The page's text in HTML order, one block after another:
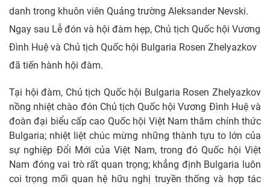
danh trong khuôn viên Quảng trường Aleksander Nevski.
Ngay sau Lễ đón và hội đàm hẹp, Chủ tịch Quốc hội Vương
Đình Huệ và Chủ tịch Quốc hội Bulgaria Rosen Zhelyazkov
đã tiến hành hội đàm.
Tại hội đàm, Chủ tịch Quốc hội Bulgaria Rosen Zhelyazkov
nồng nhiệt chào đón Chủ tịch Quốc hội Vương Đình Huệ và
đoàn đại biểu cấp cao Quốc hội Việt Nam thăm chính thức
Bulgaria; nhiệt liệt chúc mừng những thành tựu to lớn của
sự nghiệp Đổi Mới của Việt Nam, trong đó Quốc hội Việt
Nam đóng vai trò rất quan trọng; khẳng định Bulgaria luôn
coi trọng mối quan hệ hữu nghị truyền thống và hợp tác